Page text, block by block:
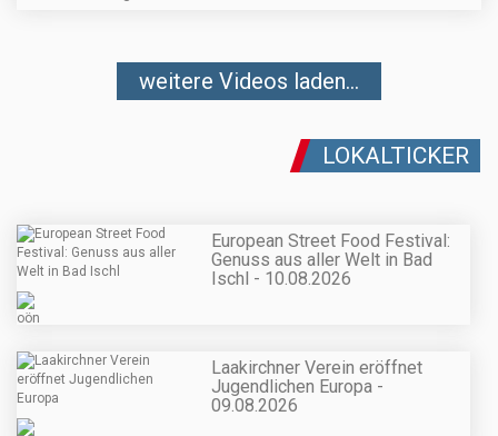
weitere Videos laden...
LOKALTICKER
European Street Food Festival:
Genuss aus aller Welt in Bad
Ischl - 10.08.2026
Laakirchner Verein eröffnet
Jugendlichen Europa -
09.08.2026